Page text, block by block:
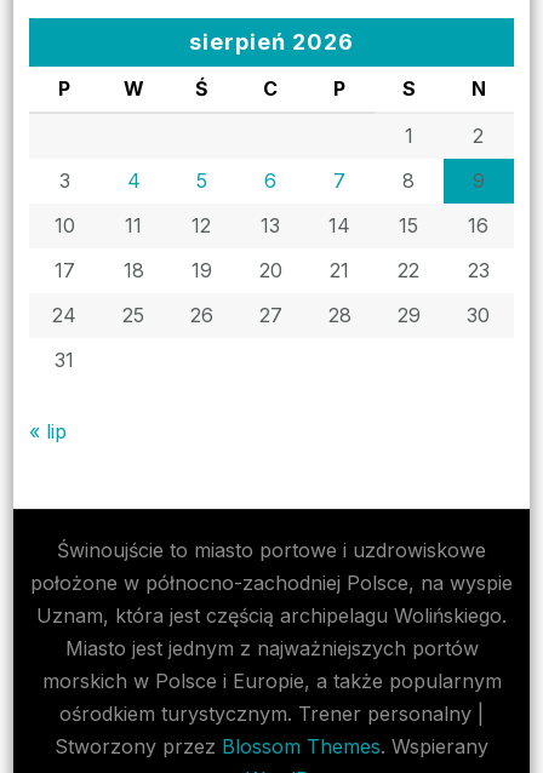
sierpień 2026
P W Ś C P S
N
1
2
3
4 5 6 7 8
9
10
11 12 13 14 15
16
17
18 19 20 21 22
23
24
25 26 27 28 29
30
31
« lip
Świnoujście to miasto portowe i uzdrowiskowe
położone w północno-zachodniej Polsce, na wyspie
Uznam, która jest częścią archipelagu Wolińskiego.
Miasto jest jednym z najważniejszych portów
morskich w Polsce i Europie, a także popularnym
ośrodkiem turystycznym. Trener personalny |
Stworzony przez Blossom Themes. Wspierany